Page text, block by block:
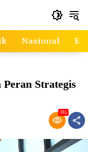
Nasional
Strategis
385